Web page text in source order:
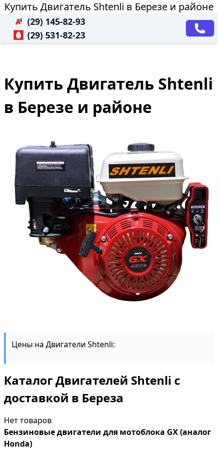
Купить Двигатель Shtenli в Березе и районе
(29) 145-82-93
(29) 531-82-23
Купить Двигатель Shtenli
в Березе и районе
Цены на Двигатели Shtenli:
Каталог Двигателей Shtenli с
доставкой в Береза
Нет товаров
Бензиновые двигатели для мотоблока GX (аналог
Honda)